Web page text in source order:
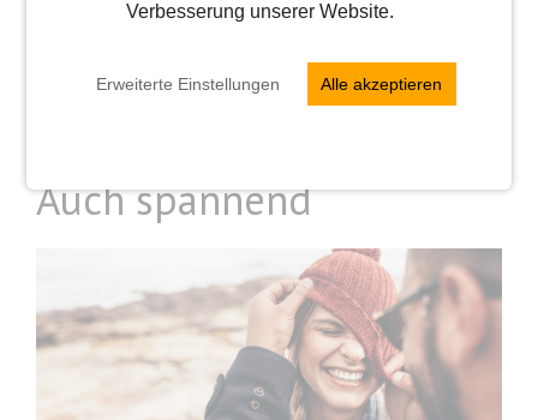
Verbesserung unserer Website.
Erweiterte Einstellungen Alle akzeptieren
Alle Beiträge ansehen
Auch spannend